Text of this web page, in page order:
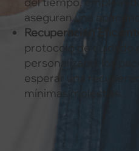
aseguran una
Recuperación
protocolo de cuidado
personalizado, los
esperar una
mínimas molestias.